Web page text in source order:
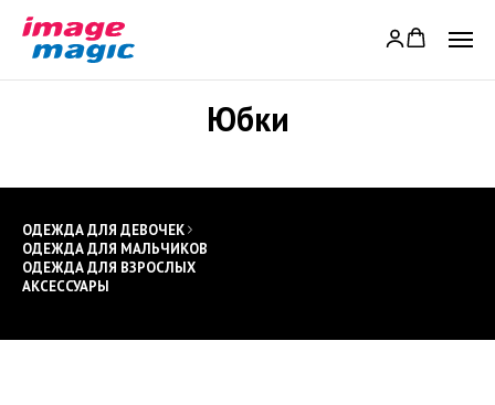
Юбки
ОДЕЖДА ДЛЯ ДЕВОЧЕК
ОДЕЖДА ДЛЯ МАЛЬЧИКОВ
ОДЕЖДА ДЛЯ ВЗРОСЛЫХ
АКСЕССУАРЫ